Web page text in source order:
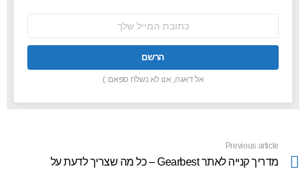
אל דאגה, אנו לא נשלח ספאם :)
more
Previous article
מדריך קנייה לאתר Gearbest – כל מה שצריך לדעת על